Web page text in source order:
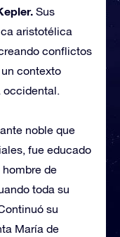
Sus
aristotélica
conflictos
contexto
occidental.
noble que
fue educado
hombre de
toda su
su
María de